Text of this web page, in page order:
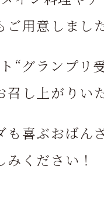
ご用意しまし
“グランプリ
召し上がりい
も喜ぶおばん
みください！